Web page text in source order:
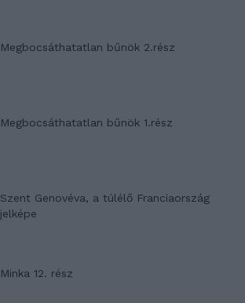
Megbocsáthatatlan bűnök 2.rész
Megbocsáthatatlan bűnök 1.rész
Szent Genovéva, a túlélő Franciaország
jelképe
Minka 12. rész